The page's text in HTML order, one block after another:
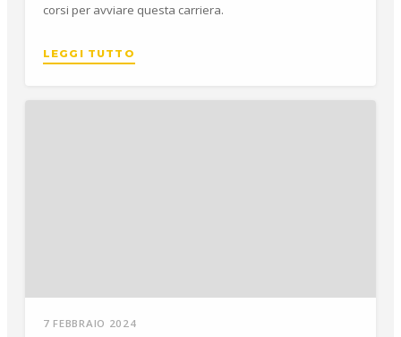
corsi per avviare questa carriera.
LEGGI TUTTO
7 FEBBRAIO 2024